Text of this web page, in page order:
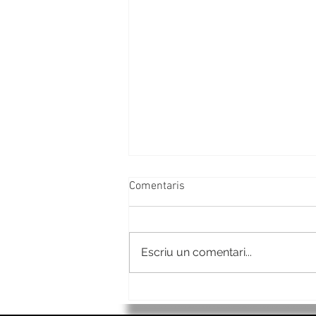
Descobrint Nantes
Comentaris
Escriu un comentari...